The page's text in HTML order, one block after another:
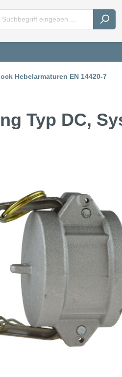
Hebelarmaturen EN 14420-7
Typ DC,